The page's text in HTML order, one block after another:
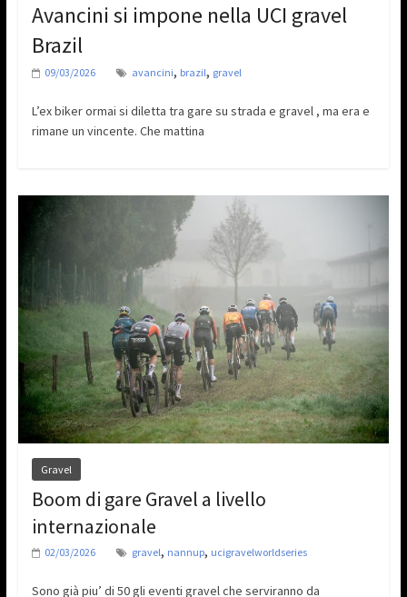
Avancini si impone nella UCI gravel
Brazil
09/03/2026 avancini, brazil, gravel
L’ex biker ormai si diletta tra gare su strada e gravel , ma era e
rimane un vincente. Che mattina
Gravel
Boom di gare Gravel a livello
internazionale
02/03/2026 gravel, nannup, ucigravelworldseries
Sono già piu’ di 50 gli eventi gravel che serviranno da